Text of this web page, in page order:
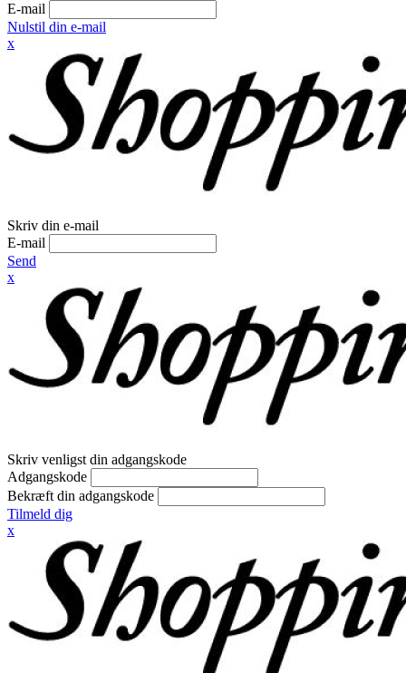
E-mail
Nulstil din e-mail
x
Skriv din e-mail
E-mail
Send
x
Skriv venligst din adgangskode
Adgangskode
Bekræft din adgangskode
Tilmeld dig
x